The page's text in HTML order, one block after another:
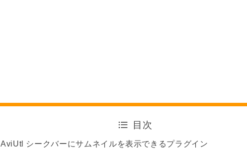
目次
AviUtl シークバーにサムネイルを表示できるプラグイン